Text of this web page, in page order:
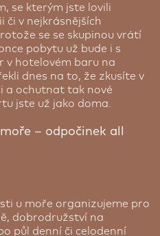
se kterým jste lovili
či v nejkrásnějších
se se skupinou vrátí
pobytu už bude i s
v hotelovém baru na
dnes na to, že zkusíte v
a ochutnat tak nové
jste už jako doma.
– odpočinek all
u moře organizujeme pro
dobrodružství na
půl denní či celodenní